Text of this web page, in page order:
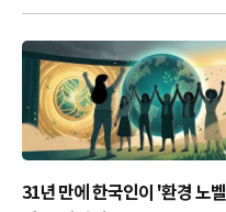
31년 만에 한국인이 '환경 노벨